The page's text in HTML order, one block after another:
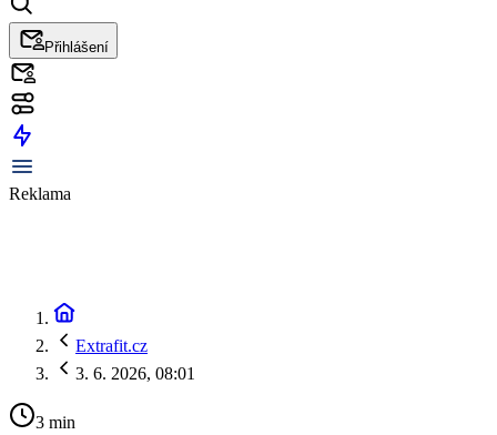
Přihlášení
Reklama
Extrafit.cz
3. 6. 2026, 08:01
3 min